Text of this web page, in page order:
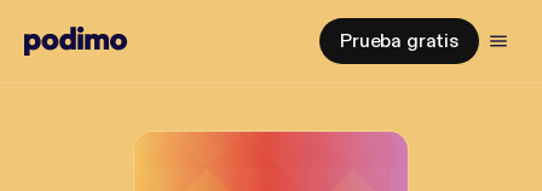
Prueba gratis